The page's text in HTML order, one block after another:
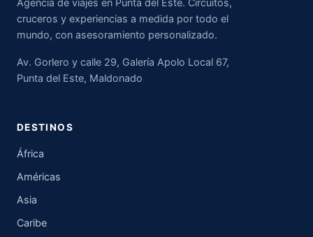
Agencia de viajes en Punta del Este. Circuitos,
cruceros y experiencias a medida por todo el
mundo, con asesoramiento personalizado.
Av. Gorlero y calle 29, Galería Apolo Local 67,
Punta del Este, Maldonado
DESTINOS
África
Américas
Asia
Caribe